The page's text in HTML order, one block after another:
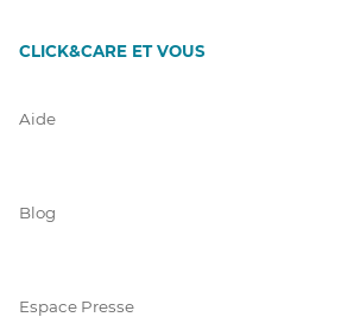
CLICK&CARE ET VOUS
Aide
Blog
Espace Presse